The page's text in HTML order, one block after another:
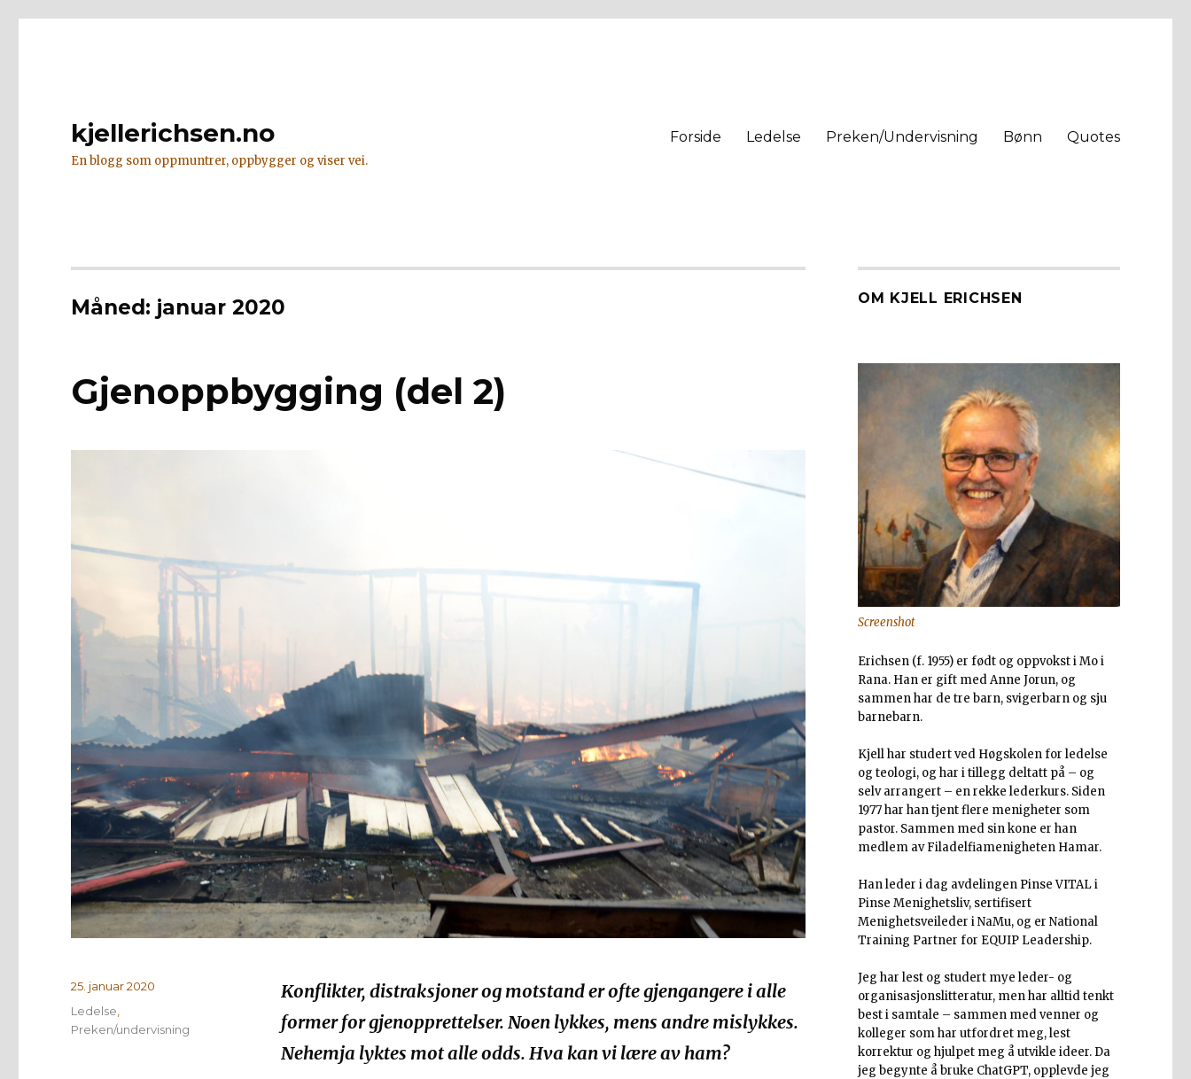
kjellerichsen.no
En blogg som oppmuntrer, oppbygger og viser vei.
Forside Ledelse Preken/Undervisning Bønn Quotes
Måned: januar 2020
Gjenoppbygging (del 2)
Konflikter, distraksjoner og motstand er ofte gjengangere i alle
former for gjenopprettelser. Noen lykkes, mens andre mislykkes.
Nehemja lyktes mot alle odds. Hva kan vi lære av ham?
Publisert
25. januar 2020
Kategorier
Ledelse
Preken/undervisning
OM KJELL ERICHSEN
Screenshot
Erichsen (f. 1955) er født og oppvokst i Mo i
Rana. Han er gift med Anne Jorun, og
sammen har de tre barn, svigerbarn og sju
barnebarn.
Kjell har studert ved Høgskolen for ledelse
og teologi, og har i tillegg deltatt på – og
selv arrangert – en rekke lederkurs. Siden
1977 har han tjent flere menigheter som
pastor. Sammen med sin kone er han
medlem av Filadelfiamenigheten Hamar.
Han leder i dag avdelingen Pinse VITAL i
Pinse Menighetsliv, sertifisert
Menighetsveileder i NaMu, og er National
Training Partner for EQUIP Leadership.
Jeg har lest og studert mye leder- og
organisasjonslitteratur, men har alltid tenkt
best i samtale – sammen med venner og
kolleger som har utfordret meg, lest
korrektur og hjulpet meg å utvikle ideer. Da
jeg begynte å bruke ChatGPT, opplevde jeg